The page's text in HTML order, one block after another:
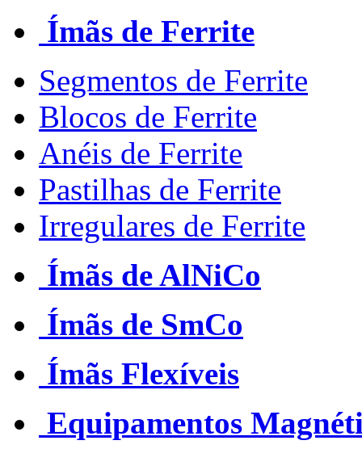
Ímãs de Ferrite
Segmentos de Ferrite
Blocos de Ferrite
Anéis de Ferrite
Pastilhas de Ferrite
Irregulares de Ferrite
Ímãs de AlNiCo
Ímãs de SmCo
Ímãs Flexíveis
Equipamentos